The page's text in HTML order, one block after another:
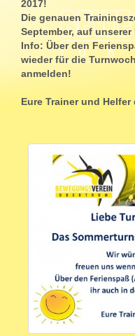
2017!
Die genauen
September, auf
Info: Über den
wieder für die
anmelden!
Eure Trainer und